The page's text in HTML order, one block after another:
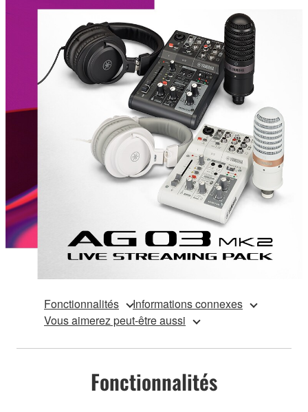
Fonctionnalités
Informations connexes
Vous aimerez peut-être aussi
Fonctionnalités